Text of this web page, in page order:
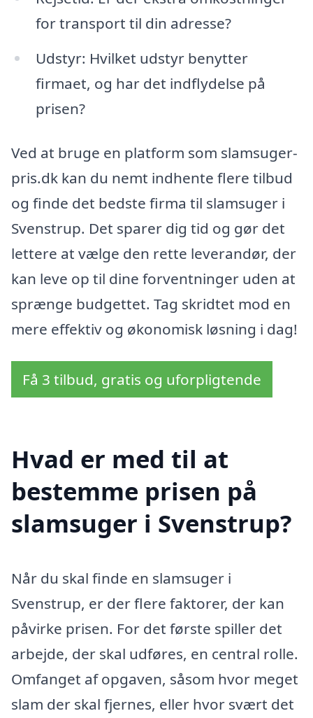
for transport til din adresse?
Udstyr: Hvilket udstyr benytter
firmaet, og har det indflydelse på
prisen?
Ved at bruge en platform som slamsuger-
pris.dk kan du nemt indhente flere tilbud
og finde det bedste firma til slamsuger i
Svenstrup. Det sparer dig tid og gør det
lettere at vælge den rette leverandør, der
kan leve op til dine forventninger uden at
sprænge budgettet. Tag skridtet mod en
mere effektiv og økonomisk løsning i dag!
Få 3 tilbud, gratis og uforpligtende
Hvad er med til at
bestemme prisen på
slamsuger i Svenstrup?
Når du skal finde en slamsuger i
Svenstrup, er der flere faktorer, der kan
påvirke prisen. For det første spiller det
arbejde, der skal udføres, en central rolle.
Omfanget af opgaven, såsom hvor meget
slam der skal fjernes, eller hvor svært det